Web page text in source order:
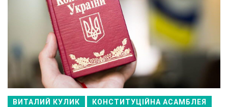
ВИТАЛИЙ КУЛИК КОНСТИТУЦІЙНА АСАМБЛЕЯ